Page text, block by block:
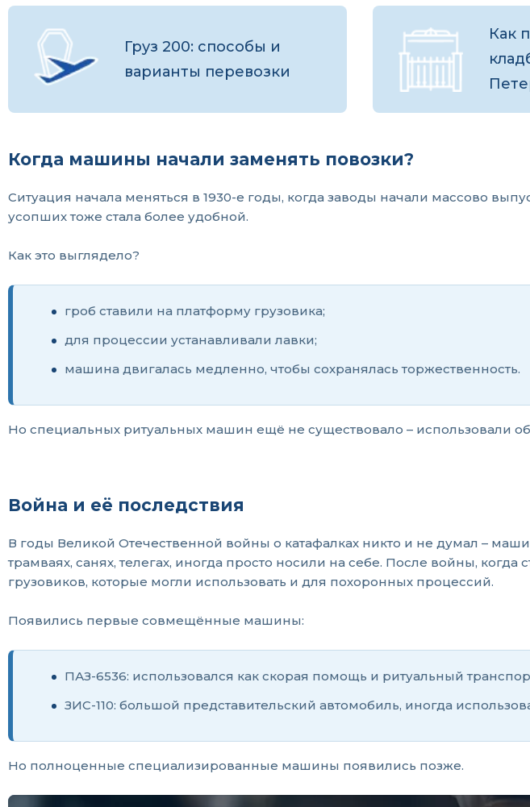
Груз 200: способы и
варианты перевозки
Как
Когда машины начали заменять повозки?
Ситуация начала меняться в 1930-е годы, когда заводы начали массово
усопших тоже стала более удобной.
Как это выглядело?
гроб ставили на платформу грузовика;
для процессии устанавливали лавки;
машина двигалась медленно, чтобы сохранялась торжественность.
Но специальных ритуальных машин ещё не существовало – использовали
Война и её последствия
В годы Великой Отечественной войны о катафалках никто и не думал –
трамваях, санях, телегах, иногда просто носили на себе. После войны,
грузовиков, которые могли использовать и для похоронных процессий.
Появились первые совмещённые машины:
ПАЗ-6536: использовался как скорая помощь и ритуальный
ЗИС-110: большой представительский автомобиль, иногда
Но полноценные специализированные машины появились позже.